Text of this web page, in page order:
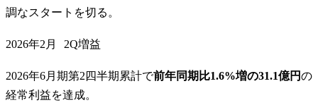
調なスタートを切る。
2026年2月 2Q増益
2026年6月期第2四半期累計で前年同期比1.6%増の31.1億円の
経常利益を達成。